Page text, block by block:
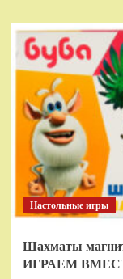
F888FF
Настольные игры
Шахматы
ИГРАЕМ